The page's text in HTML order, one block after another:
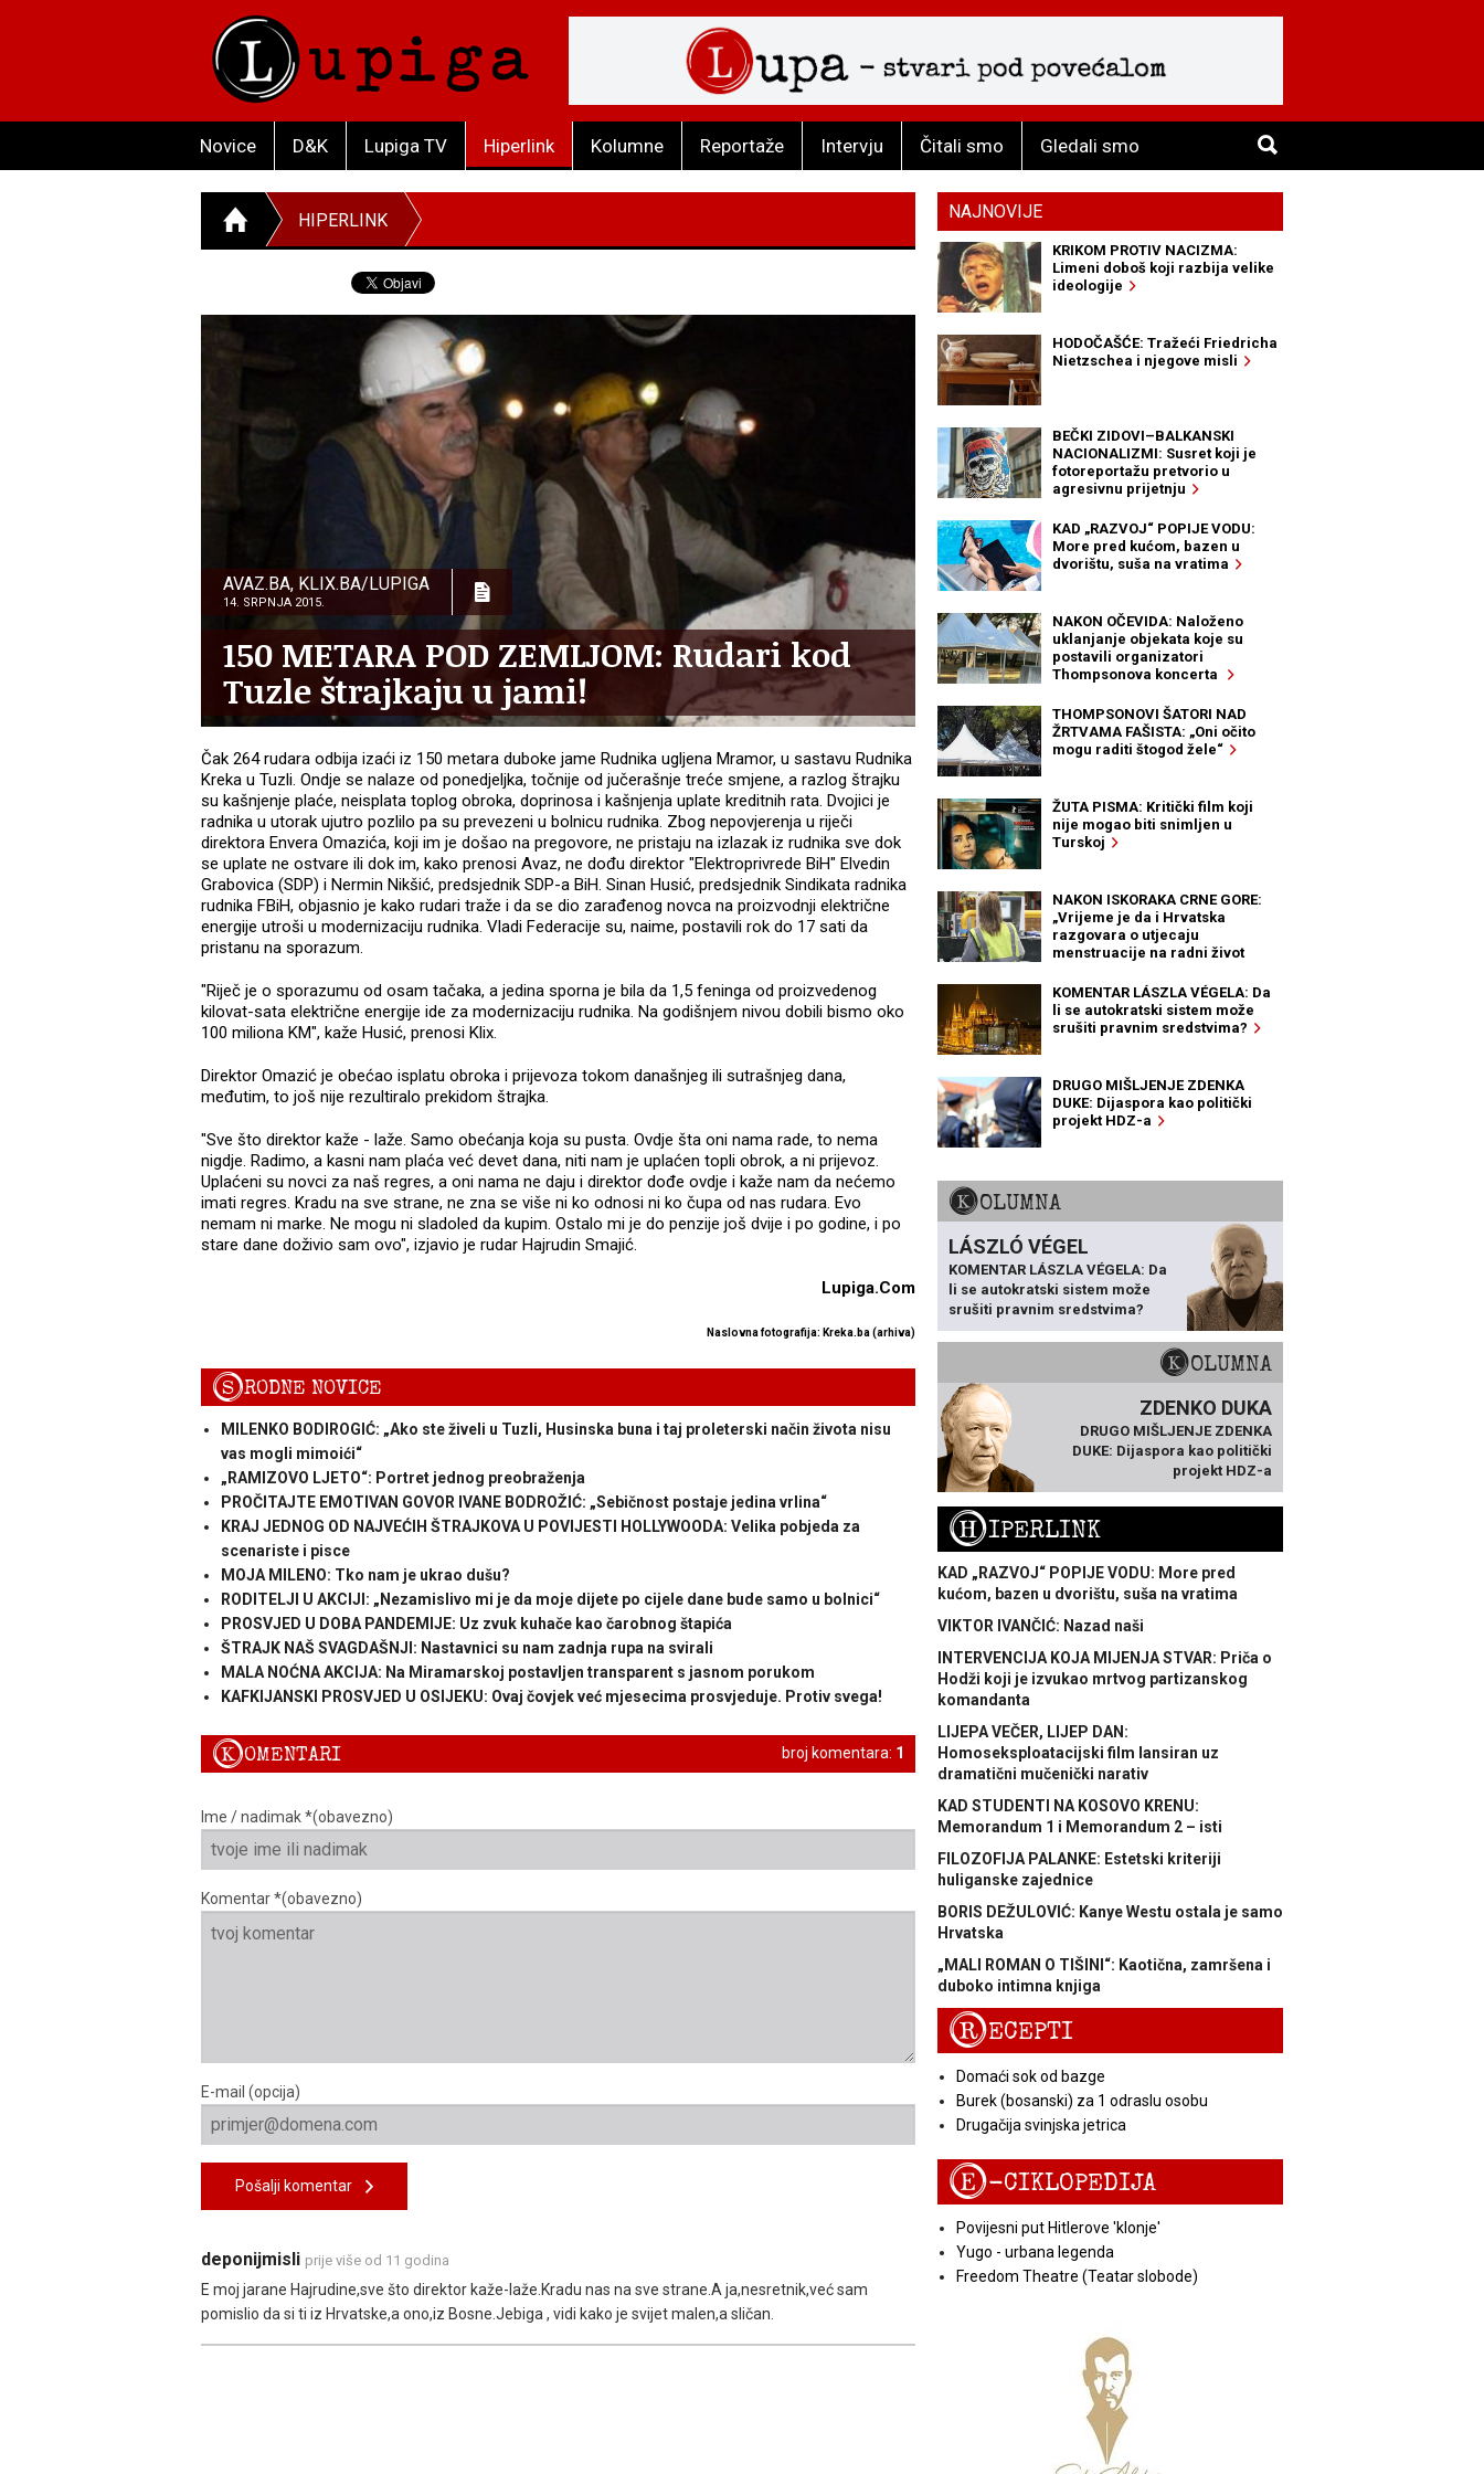
Novice D&K Lupiga TV Hiperlink Kolumne Reportaže Intervju Čitali smo Gledali smo
HIPERLINK
AVAZ.BA, KLIX.BA/LUPIGA
14. SRPNJA 2015.
150 METARA POD ZEMLJOM: Rudari kod
Tuzle štrajkaju u jami!
Čak 264 rudara odbija izaći iz 150 metara duboke jame Rudnika ugljena Mramor, u sastavu Rudnika
Kreka u Tuzli. Ondje se nalaze od ponedjeljka, točnije od jučerašnje treće smjene, a razlog štrajku
su kašnjenje plaće, neisplata toplog obroka, doprinosa i kašnjenja uplate kreditnih rata. Dvojici je
radnika u utorak ujutro pozlilo pa su prevezeni u bolnicu rudnika. Zbog nepovjerenja u riječi
direktora Envera Omazića, koji im je došao na pregovore, ne pristaju na izlazak iz rudnika sve dok
se uplate ne ostvare ili dok im, kako prenosi Avaz, ne dođu direktor "Elektroprivrede BiH" Elvedin
Grabovica (SDP) i Nermin Nikšić, predsjednik SDP-a BiH. Sinan Husić, predsjednik Sindikata radnika
rudnika FBiH, objasnio je kako rudari traže i da se dio zarađenog novca na proizvodnji električne
energije utroši u modernizaciju rudnika. Vladi Federacije su, naime, postavili rok do 17 sati da
pristanu na sporazum.
"Riječ je o sporazumu od osam tačaka, a jedina sporna je bila da 1,5 feninga od proizvedenog
kilovat-sata električne energije ide za modernizaciju rudnika. Na godišnjem nivou dobili bismo oko
100 miliona KM", kaže Husić, prenosi Klix.
Direktor Omazić je obećao isplatu obroka i prijevoza tokom današnjeg ili sutrašnjeg dana,
međutim, to još nije rezultiralo prekidom štrajka.
"Sve što direktor kaže - laže. Samo obećanja koja su pusta. Ovdje šta oni nama rade, to nema
nigdje. Radimo, a kasni nam plaća već devet dana, niti nam je uplaćen topli obrok, a ni prijevoz.
Uplaćeni su novci za naš regres, a oni nama ne daju i direktor dođe ovdje i kaže nam da nećemo
imati regres. Kradu na sve strane, ne zna se više ni ko odnosi ni ko čupa od nas rudara. Evo
nemam ni marke. Ne mogu ni sladoled da kupim. Ostalo mi je do penzije još dvije i po godine, i po
stare dane doživio sam ovo", izjavio je rudar Hajrudin Smajić.
Lupiga.Com
Naslovna fotografija: Kreka.ba (arhiva)
SRODNE NOVICE
MILENKO BODIROGIĆ: „Ako ste živeli u Tuzli, Husinska buna i taj proleterski način života nisu
vas mogli mimoići“
„RAMIZOVO LJETO“: Portret jednog preobraženja
PROČITAJTE EMOTIVAN GOVOR IVANE BODROŽIĆ: „Sebičnost postaje jedina vrlina“
KRAJ JEDNOG OD NAJVEĆIH ŠTRAJKOVA U POVIJESTI HOLLYWOODA: Velika pobjeda za
scenariste i pisce
MOJA MILENO: Tko nam je ukrao dušu?
RODITELJI U AKCIJI: „Nezamislivo mi je da moje dijete po cijele dane bude samo u bolnici“
PROSVJED U DOBA PANDEMIJE: Uz zvuk kuhače kao čarobnog štapića
ŠTRAJK NAŠ SVAGDAŠNJI: Nastavnici su nam zadnja rupa na svirali
MALA NOĆNA AKCIJA: Na Miramarskoj postavljen transparent s jasnom porukom
KAFKIJANSKI PROSVJED U OSIJEKU: Ovaj čovjek već mjesecima prosvjeduje. Protiv svega!
broj komentara: 1
KOMENTARI
Ime / nadimak *(obavezno)
Komentar *(obavezno)
E-mail (opcija)
Pošalji komentar
deponijmisli prije više od 11 godina
E moj jarane Hajrudine,sve što direktor kaže-laže.Kradu nas na sve strane.A ja,nesretnik,već sam
pomislio da si ti iz Hrvatske,a ono,iz Bosne.Jebiga , vidi kako je svijet malen,a sličan.
NAJNOVIJE
KRIKOM PROTIV NACIZMA:
Limeni doboš koji razbija velike
ideologije
HODOČAŠĆE: Tražeći Friedricha
Nietzschea i njegove misli
BEČKI ZIDOVI–BALKANSKI
NACIONALIZMI: Susret koji je
fotoreportažu pretvorio u
agresivnu prijetnju
KAD „RAZVOJ“ POPIJE VODU:
More pred kućom, bazen u
dvorištu, suša na vratima
NAKON OČEVIDA: Naloženo
uklanjanje objekata koje su
postavili organizatori
Thompsonova koncerta
THOMPSONOVI ŠATORI NAD
ŽRTVAMA FAŠISTA: „Oni očito
mogu raditi štogod žele“
ŽUTA PISMA: Kritički film koji
nije mogao biti snimljen u
Turskoj
NAKON ISKORAKA CRNE GORE:
„Vrijeme je da i Hrvatska
razgovara o utjecaju
menstruacije na radni život
KOMENTAR LÁSZLA VÉGELA: Da
li se autokratski sistem može
srušiti pravnim sredstvima?
DRUGO MIŠLJENJE ZDENKA
DUKE: Dijaspora kao politički
projekt HDZ-a
KOLUMNA
LÁSZLÓ VÉGEL
KOMENTAR LÁSZLA VÉGELA: Da
li se autokratski sistem može
srušiti pravnim sredstvima?
KOLUMNA
ZDENKO DUKA
DRUGO MIŠLJENJE ZDENKA
DUKE: Dijaspora kao politički
projekt HDZ-a
HIPERLINK
KAD „RAZVOJ“ POPIJE VODU: More pred
kućom, bazen u dvorištu, suša na vratima
VIKTOR IVANČIĆ: Nazad naši
INTERVENCIJA KOJA MIJENJA STVAR: Priča o
Hodži koji je izvukao mrtvog partizanskog
komandanta
LIJEPA VEČER, LIJEP DAN:
Homoseksploatacijski film lansiran uz
dramatični mučenički narativ
KAD STUDENTI NA KOSOVO KRENU:
Memorandum 1 i Memorandum 2 – isti
FILOZOFIJA PALANKE: Estetski kriteriji
huliganske zajednice
BORIS DEŽULOVIĆ: Kanye Westu ostala je samo
Hrvatska
„MALI ROMAN O TIŠINI“: Kaotična, zamršena i
duboko intimna knjiga
RECEPTI
Domaći sok od bazge
Burek (bosanski) za 1 odraslu osobu
Drugačija svinjska jetrica
E-CIKLOPEDIJA
Povijesni put Hitlerove 'klonje'
Yugo - urbana legenda
Freedom Theatre (Teatar slobode)